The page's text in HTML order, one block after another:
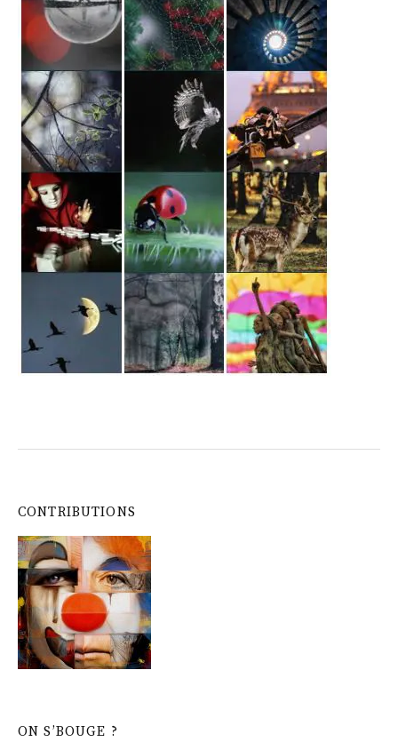
CONTRIBUTIONS
ON S’BOUGE ?